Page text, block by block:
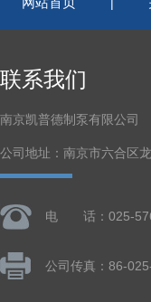
联系我们
南京凯普德制泵有限公司
公司地址：南京市六合区
电 话：025-
公司传真：86-